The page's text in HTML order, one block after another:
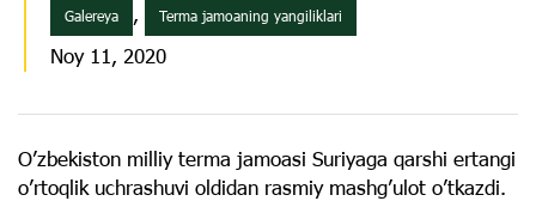
Galereya , Terma jamoaning yangiliklari
Noy 11, 2020
O’zbekiston milliy terma jamoasi Suriyaga qarshi ertangi
o’rtoqlik uchrashuvi oldidan rasmiy mashg’ulot o’tkazdi.